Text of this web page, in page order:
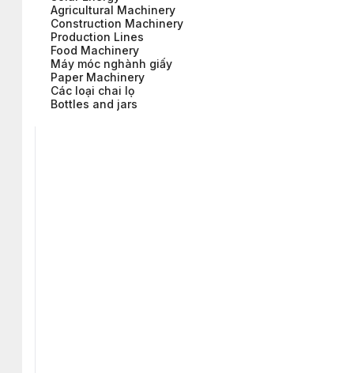
Agricultural Machinery
Construction Machinery
Production Lines
Food Machinery
Máy móc nghành giấy
Paper Machinery
Các loại chai lọ
Bottles and jars